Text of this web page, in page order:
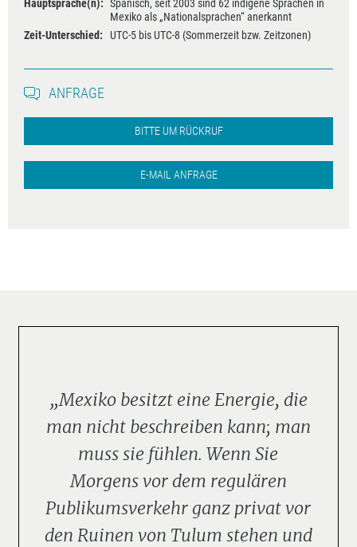
Hauptsprache(n): Spanisch, seit 2003 sind 62 indigene Sprachen in
Mexiko als „Nationalsprachen“ anerkannt
Zeit-Unterschied:
UTC-5 bis UTC-8 (Sommerzeit bzw. Zeitzonen)
ANFRAGE
BITTE UM RÜCKRUF
E-MAIL ANFRAGE
„Mexiko besitzt eine Energie, die
man nicht beschreiben kann; man
muss sie fühlen. Wenn Sie
Morgens vor dem regulären
Publikumsverkehr ganz privat vor
den Ruinen von Tulum stehen und